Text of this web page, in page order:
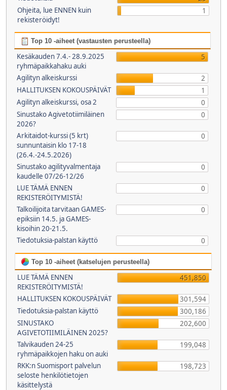
Ohjeita, lue ENNEN kuin
rekisteröidyt!
1
Top 10 -aiheet (vastausten perusteella)
Kesäkauden 7.4.- 28.9.2025
ryhmäpaikkahaku auki
5
Agilityn alkeiskurssi
2
HALLITUKSEN KOKOUSPÄIVÄT
1
Agilityn alkeiskurssi, osa 2
0
Sinustako Agivetotiimiläinen
2026?
0
Arkitaidot-kurssi (5 krt)
sunnuntaisin klo 17-18
(26.4.-24.5.2026)
0
Sinustako agilityvalmentaja
kaudelle 07/26-12/26
0
LUE TÄMÄ ENNEN
REKISTERÖITYMISTÄ!
0
Talkoilijoita tarvitaan GAMES-
epiksiin 14.5. ja GAMES-
kisoihin 20-21.5.
0
Tiedotuksia-palstan käyttö 0
Top 10 -aiheet (katselujen perusteella)
LUE TÄMÄ ENNEN
REKISTERÖITYMISTÄ!
451,850
HALLITUKSEN KOKOUSPÄIVÄT
301,594
Tiedotuksia-palstan käyttö
300,186
SINUSTAKO
AGIVETOTIIMILÄINEN 2025?
202,600
Talvikauden 24-25
ryhmäpaikkojen haku on auki
199,048
RKK:n Suomisport palvelun
seloste henkilötietojen
käsittelystä
198,723